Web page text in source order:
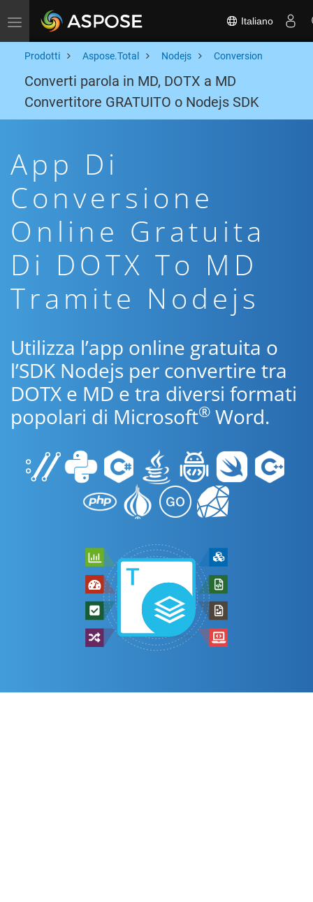
Toggle navigation Italiano
Prodotti Aspose.Total Nodejs Conversion
Converti parola in MD, DOTX a MD
Convertitore GRATUITO o Nodejs SDK
App Di
Conversione
Online Gratuita
Di DOTX To MD
Tramite Nodejs
Utilizza l’app online gratuita o
l’SDK Nodejs per convertire tra
DOTX e MD e tra diversi formati
popolari di Microsoft® Word.